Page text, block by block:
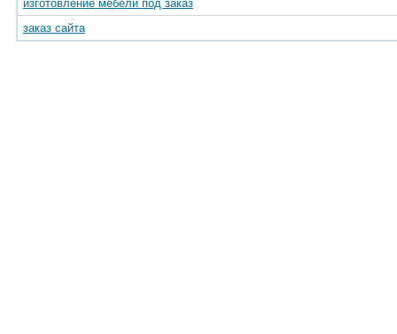
изготовление мебели под заказ
заказ сайта